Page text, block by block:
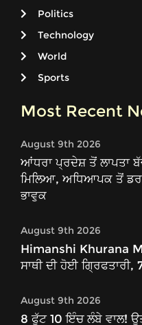
Politics
Technology
World
Sports
Most Recent
August 9th 2026
ਆਂਧਰਾ ਪ੍ਰਦੇਸ਼ ਤੋਂ ਲਾਪਤਾ
ਮਿਲਿਆ, ਅਧਿਆਪਕ ਤੋਂ
ਭਾਵੁਕ
August 9th 2026
Himanshi Khurana
ਸਾਥੀ ਦੀ ਹੋਈ ਗ੍ਰਿਫਤਾਰੀ,
August 9th 2026
8 ਫੁੱਟ 10 ਇੰਚ ਲੰਬੇ ਵਾਲ!